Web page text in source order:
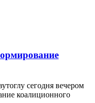
сегодня вечером
коалиционного